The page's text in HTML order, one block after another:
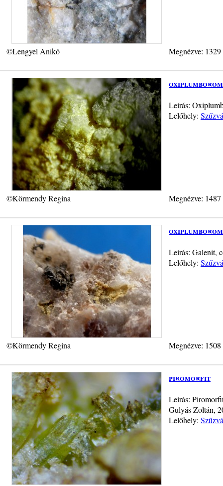
©Lengyel Anikó Megnézve:
Leírás:
Lelőhely:
©Körmendy Regina Megnézve:
Leírás: Galenit,
Lelőhely:
©Körmendy Regina Megnézve:
piromorfit
Leírás:
Gulyás Zoltán,
Lelőhely: